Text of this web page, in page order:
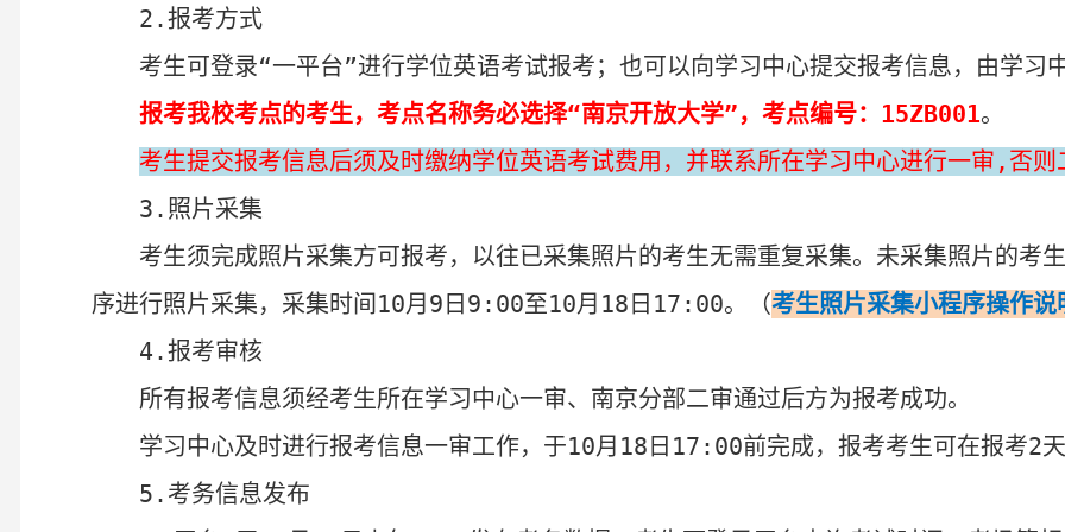
2.报考方式
考生可登录“一平台”进行学位英语考试报考；也可以向学习中心提交报考信息，由学习
报考我校考点的考生，考点名称务必选择“南京开放大学”，考点编号： 15ZB001。
考生提交报考信息后须及时缴纳学位英语考试费用，并联系所在学习中心进行一审 , 否则
3. 照片采集
考生须完成照片采集方可报考， 以往已采集照片的考生无需重复采集。未采集照片的考
序进行照片采集， 采集时间 10月 9 日 9:00至10月 18 日 17 :00。 （考生照片采集小程序操作说
4.报考审核
所有报考信息须经考生所在学习中心一审、南京分部二审通过后方为报考成功。
学习中心及时进行报考信息一审工作，于10月 18 日 17 :00前完成，报考考生可在报考2
5. 考务信息发布